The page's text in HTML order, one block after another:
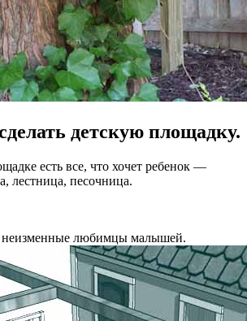
детскую площадку.
есть все, что хочет ребенок —
лестница, песочница.
неизменные любимцы малышей.